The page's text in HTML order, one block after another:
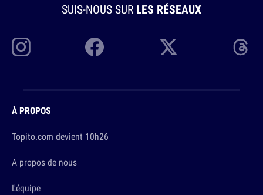
SUIS-NOUS SUR LES RÉSEAUX
À PROPOS
Topito.com devient 10h26
A propos de nous
L'équipe